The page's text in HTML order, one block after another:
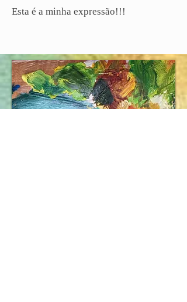
Esta é a minha expressão!!!